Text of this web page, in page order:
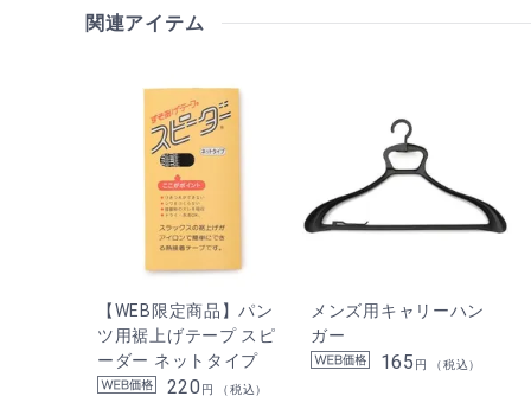
関連アイテム
【WEB限定商品】パン
ツ用裾上げテープ スピ
ーダー ネットタイプ
220 円 （税込）
メンズ用キャリーハン
ガー
165 円 （税込）